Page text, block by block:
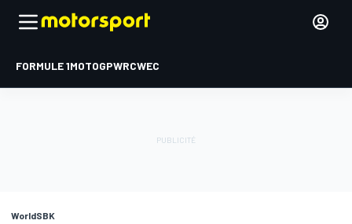
FORMULE 1MOTOGPWRCWEC
WorldSBK